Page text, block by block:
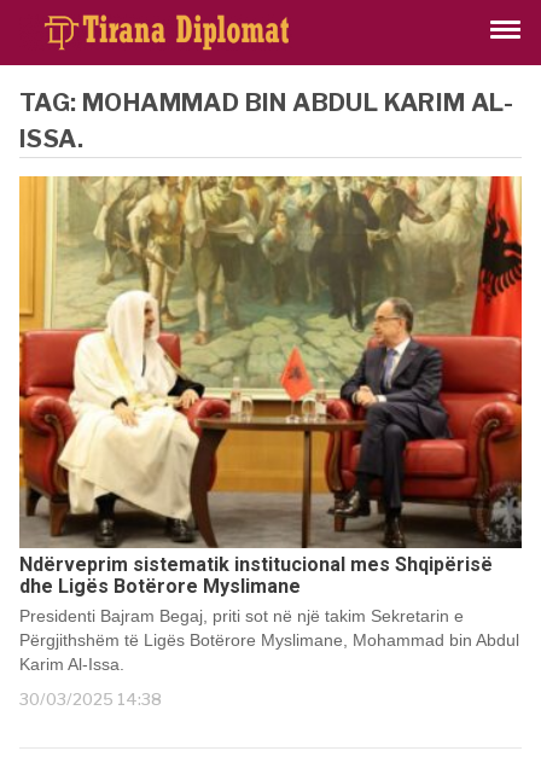
TAG: MOHAMMAD BIN ABDUL KARIM AL-
ISSA.
Ndërveprim sistematik institucional mes Shqipërisë
dhe Ligës Botërore Myslimane
Presidenti Bajram Begaj, priti sot në një takim Sekretarin e
Përgjithshëm të Ligës Botërore Myslimane, Mohammad bin Abdul
Karim Al-Issa.
30/03/2025 14:38